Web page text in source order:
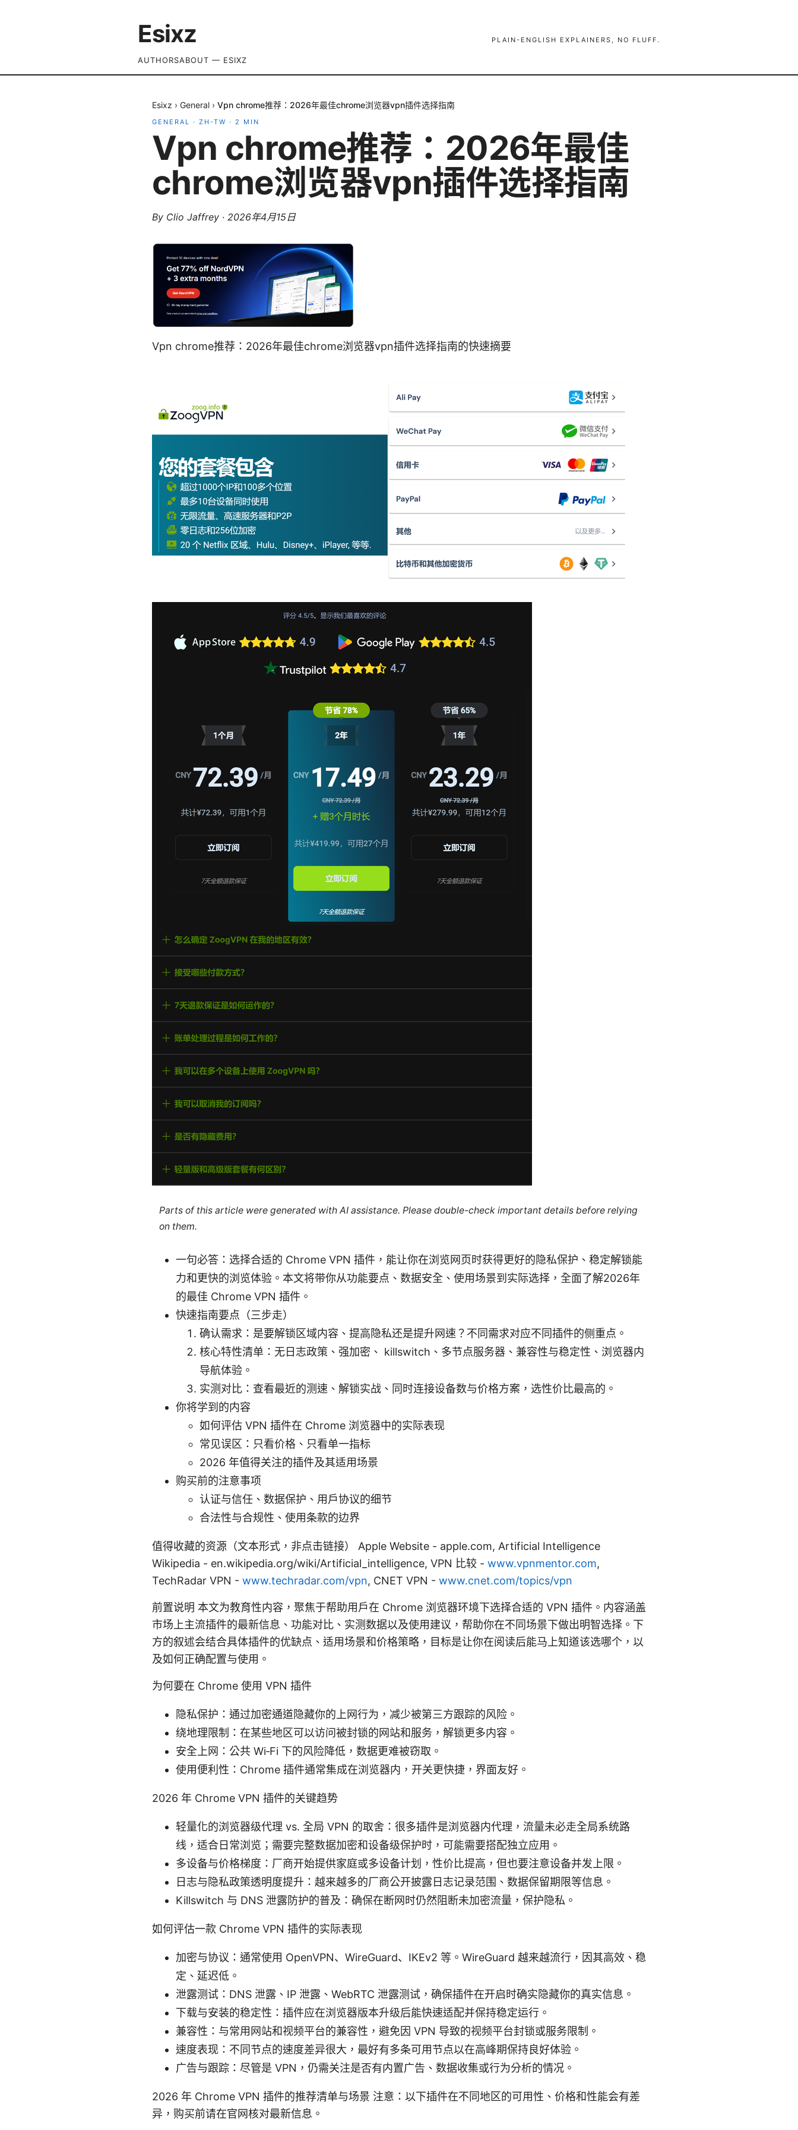
Esixz PLAIN-ENGLISH EXPLAINERS, NO FLUFF.
AUTHORSABOUT — ESIXZ
Esixz › General › Vpn chrome推荐：2026年最佳chrome浏览器vpn插件选择指南
GENERAL · ZH-TW · 2 MIN
Vpn chrome推荐：2026年最佳
chrome浏览器vpn插件选择指南
By Clio Jaffrey · 2026年4月15日
Vpn chrome推荐：2026年最佳chrome浏览器vpn插件选择指南的快速摘要
Parts of this article were generated with AI assistance. Please double-check important details before relying
on them.
一句必答：选择合适的 Chrome VPN 插件，能让你在浏览网页时获得更好的隐私保护、稳定解锁能
力和更快的浏览体验。本文将带你从功能要点、数据安全、使用场景到实际选择，全面了解2026年
的最佳 Chrome VPN 插件。
快速指南要点（三步走）
确认需求：是要解锁区域内容、提高隐私还是提升网速？不同需求对应不同插件的侧重点。
核心特性清单：无日志政策、强加密、 killswitch、多节点服务器、兼容性与稳定性、浏览器内
导航体验。
实测对比：查看最近的测速、解锁实战、同时连接设备数与价格方案，选性价比最高的。
你将学到的内容
如何评估 VPN 插件在 Chrome 浏览器中的实际表现
常见误区：只看价格、只看单一指标
2026 年值得关注的插件及其适用场景
购买前的注意事项
认证与信任、数据保护、用户协议的细节
合法性与合规性、使用条款的边界
值得收藏的资源（文本形式，非点击链接） Apple Website - apple.com, Artificial Intelligence
Wikipedia - en.wikipedia.org/wiki/Artificial_intelligence, VPN 比较 - www.vpnmentor.com,
TechRadar VPN - www.techradar.com/vpn, CNET VPN - www.cnet.com/topics/vpn
前置说明 本文为教育性内容，聚焦于帮助用户在 Chrome 浏览器环境下选择合适的 VPN 插件。内容涵盖
市场上主流插件的最新信息、功能对比、实测数据以及使用建议，帮助你在不同场景下做出明智选择。下
方的叙述会结合具体插件的优缺点、适用场景和价格策略，目标是让你在阅读后能马上知道该选哪个，以
及如何正确配置与使用。
为何要在 Chrome 使用 VPN 插件
隐私保护：通过加密通道隐藏你的上网行为，减少被第三方跟踪的风险。
绕地理限制：在某些地区可以访问被封锁的网站和服务，解锁更多内容。
安全上网：公共 Wi‑Fi 下的风险降低，数据更难被窃取。
使用便利性：Chrome 插件通常集成在浏览器内，开关更快捷，界面友好。
2026 年 Chrome VPN 插件的关键趋势
轻量化的浏览器级代理 vs. 全局 VPN 的取舍：很多插件是浏览器内代理，流量未必走全局系统路
线，适合日常浏览；需要完整数据加密和设备级保护时，可能需要搭配独立应用。
多设备与价格梯度：厂商开始提供家庭或多设备计划，性价比提高，但也要注意设备并发上限。
日志与隐私政策透明度提升：越来越多的厂商公开披露日志记录范围、数据保留期限等信息。
Killswitch 与 DNS 泄露防护的普及：确保在断网时仍然阻断未加密流量，保护隐私。
如何评估一款 Chrome VPN 插件的实际表现
加密与协议：通常使用 OpenVPN、WireGuard、IKEv2 等。WireGuard 越来越流行，因其高效、稳
定、延迟低。
泄露测试：DNS 泄露、IP 泄露、WebRTC 泄露测试，确保插件在开启时确实隐藏你的真实信息。
下载与安装的稳定性：插件应在浏览器版本升级后能快速适配并保持稳定运行。
兼容性：与常用网站和视频平台的兼容性，避免因 VPN 导致的视频平台封锁或服务限制。
速度表现：不同节点的速度差异很大，最好有多条可用节点以在高峰期保持良好体验。
广告与跟踪：尽管是 VPN，仍需关注是否有内置广告、数据收集或行为分析的情况。
2026 年 Chrome VPN 插件的推荐清单与场景 注意：以下插件在不同地区的可用性、价格和性能会有差
异，购买前请在官网核对最新信息。